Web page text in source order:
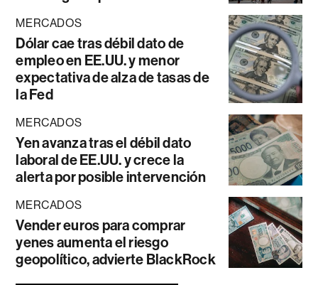
MERCADOS
Dólar cae tras débil dato de
empleo en EE.UU. y menor
expectativa de alza de tasas de
la Fed
MERCADOS
Yen avanza tras el débil dato
laboral de EE.UU. y crece la
alerta por posible intervención
MERCADOS
Vender euros para comprar
yenes aumenta el riesgo
geopolítico, advierte BlackRock